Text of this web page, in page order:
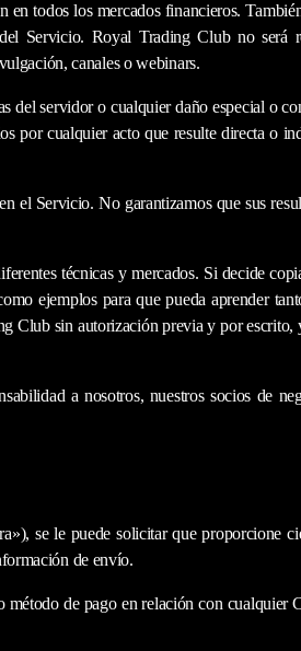
todos los mercados financieros.
Servicio. Royal Trading Club no será
canales o webinars.
servidor o cualquier daño especial o
cualquier acto que resulte directa o
Servicio. No garantizamos que sus
técnicas y mercados. Si decide
ejemplos para que pueda aprender
sin autorización previa y por
a nosotros, nuestros socios de
se le puede solicitar que proporcione
de envío.
de pago en relación con